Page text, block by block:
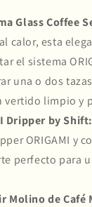
Glass Coffee
calor, esta
el sistema
una o dos
limpio y
Dripper by Shift:
ORIGAMI y
perfecto para
Molino de Café